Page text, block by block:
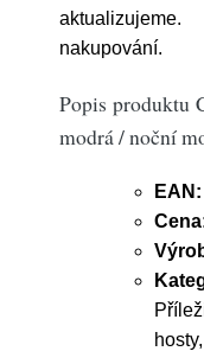
nakupování.
Popis produktu
modrá / noční
EAN: